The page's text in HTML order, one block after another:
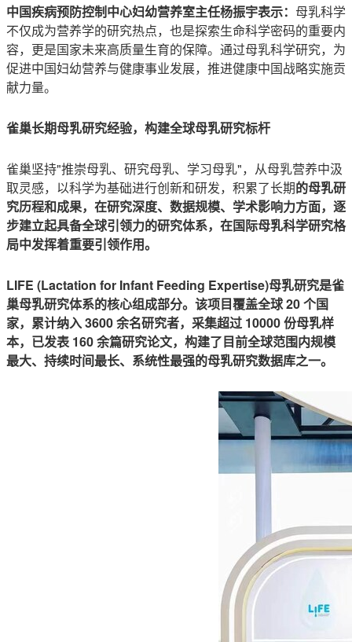
中国疾病预防控制中心妇幼营养室主任杨振宇表示： 母乳科学
不仅成为营养学的研究热点，也是探索生命科学密码的重要内
容，更是国家未来高质量生育的保障。通过母乳科学研究，为
促进中国妇幼营养与健康事业发展，推进健康中国战略实施贡
献力量。
雀巢长期母乳研究经验，构建全球母乳研究标杆
雀巢坚持"推崇母乳、研究母乳、学习母乳"，从母乳营养中汲
取灵感，以科学为基础进行创新和研发，积累了长期的母乳研
究历程和成果，在研究深度、数据规模、学术影响力方面，逐
步建立起具备全球引领力的研究体系，在国际母乳科学研究格
局中发挥着重要引领作用。
LIFE (Lactation for Infant Feeding Expertise)母乳研究是雀
巢母乳研究体系的核心组成部分。该项目覆盖全球 20 个国
家，累计纳入 3600 余名研究者，采集超过 10000 份母乳样
本，已发表 160 余篇研究论文，构建了目前全球范围内规模
最大、持续时间最长、系统性最强的母乳研究数据库之一。